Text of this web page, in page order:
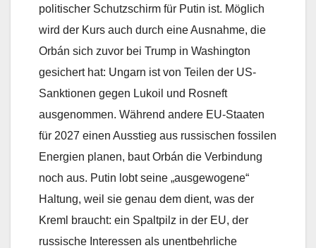
politischer Schutzschirm für Putin ist. Möglich
wird der Kurs auch durch eine Ausnahme, die
Orbán sich zuvor bei Trump in Washington
gesichert hat: Ungarn ist von Teilen der US-
Sanktionen gegen Lukoil und Rosneft
ausgenommen. Während andere EU-Staaten
für 2027 einen Ausstieg aus russischen fossilen
Energien planen, baut Orbán die Verbindung
noch aus. Putin lobt seine „ausgewogene“
Haltung, weil sie genau dem dient, was der
Kreml braucht: ein Spaltpilz in der EU, der
russische Interessen als unentbehrliche